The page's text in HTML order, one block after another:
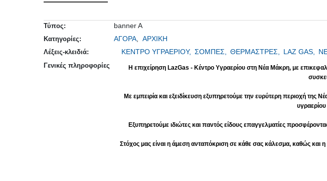
Τύπος: banner A
Κατηγορίες: ΑΓΟΡΑ ,ΑΡΧΙΚΗ
Λέξεις-κλειδιά: ΚΕΝΤΡΟ ΥΓΡΑΕΡΙΟΥ, ΣΟΜΠΕΣ, ΘΕΡΜΑΣΤΡΕΣ, LAZ GAS,
Γενικές πληροφορίες Η επιχείρηση LazGas - Κέντρο Υγραερίου στη Νέα Μάκρη, με
Με εμπειρία και εξειδίκευση εξυπηρετούμε την ευρύτερη περιοχή
Εξυπηρετούμε ιδιώτες και παντός είδους επαγγελματίες
Στόχος μας είναι η άμεση ανταπόκριση σε κάθε σας κάλεσμα, καθώς και